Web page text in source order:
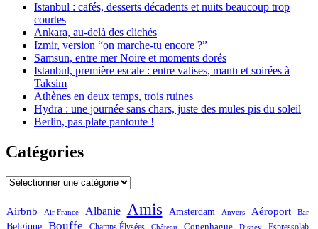
Istanbul : cafés, desserts décadents et nuits beaucoup trop
courtes
Ankara, au-delà des clichés
Izmir, version “on marche-tu encore ?”
Samsun, entre mer Noire et moments dorés
Istanbul, première escale : entre valises, mantı et soirées à
Taksim
Athènes en deux temps, trois ruines
Hydra : une journée sans chars, juste des mules pis du soleil
Berlin, pas plate pantoute !
Catégories
Catégories
Airbnb Air France Albanie Amis Amsterdam Anvers Aéroport Bar
Belgique Bouffe Champs Élysées Château Copenhague Disney Espressolab